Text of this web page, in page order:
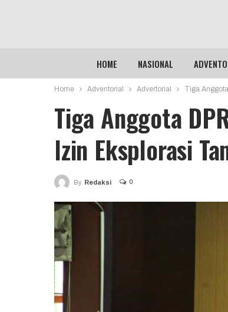
HOME NASIONAL
Home Adventorial Advertorial Tiga
Tiga Anggota
Izin Eksplorasi
By Redaksi 0